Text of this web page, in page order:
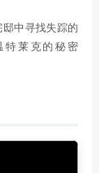
邸中寻找失踪的
特莱克的秘密